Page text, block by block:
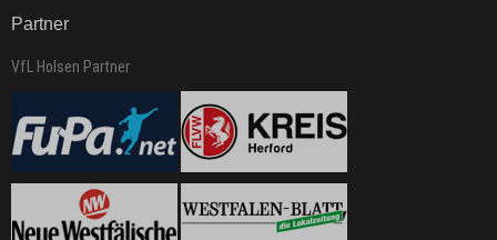
Partner
VfL Holsen Partner